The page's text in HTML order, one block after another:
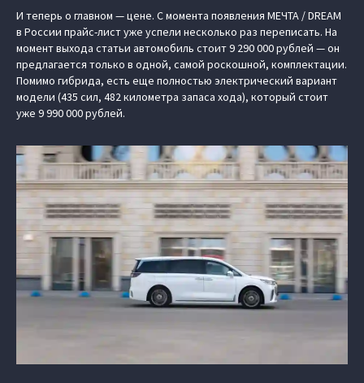
И теперь о главном — цене. С момента появления МЕЧТА / DREAM
в России прайс-лист уже успели несколько раз переписать. На
момент выхода статьи автомобиль стоит 9 290 000 рублей — он
предлагается только в одной, самой роскошной, комплектации.
Помимо гибрида, есть еще полностью электрический вариант
модели (435 сил, 482 километра запаса хода), который стоит
уже 9 990 000 рублей.